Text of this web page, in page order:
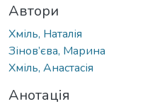
Автори
Хміль, Наталія
Зінов’єва, Марина
Хміль, Анастасія
Анотація